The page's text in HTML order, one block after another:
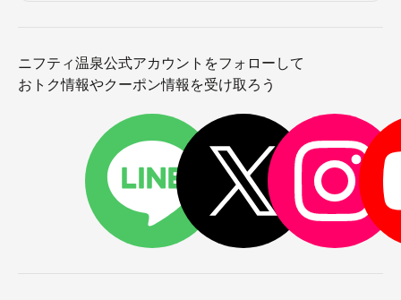
ニフティ温泉公式アカウントをフォローして
おトク情報やクーポン情報を受け取ろう